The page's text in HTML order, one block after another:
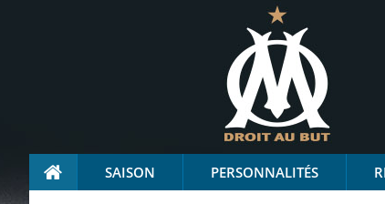
SAISON PERSONNALITÉS